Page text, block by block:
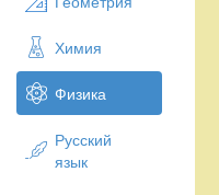
Химия
Физика
Русский
язык